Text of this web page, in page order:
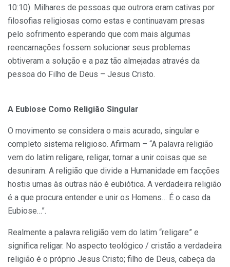
10:10). Milhares de pessoas que outrora eram cativas por
filosofias religiosas como estas e continuavam presas
pelo sofrimento esperando que com mais algumas
reencarnações fossem solucionar seus problemas
obtiveram a solução e a paz tão almejadas através da
pessoa do Filho de Deus – Jesus Cristo.
A Eubiose Como Religião Singular
O movimento se considera o mais acurado, singular e
completo sistema religioso. Afirmam – “A palavra religião
vem do latim religare, religar, tornar a unir coisas que se
desuniram. A religião que divide a Humanidade em facções
hostis umas às outras não é eubiótica. A verdadeira religião
é a que procura entender e unir os Homens… É o caso da
Eubiose…”.
Realmente a palavra religião vem do latim “religare” e
significa religar. No aspecto teológico / cristão a verdadeira
religião é o próprio Jesus Cristo; filho de Deus, cabeça da